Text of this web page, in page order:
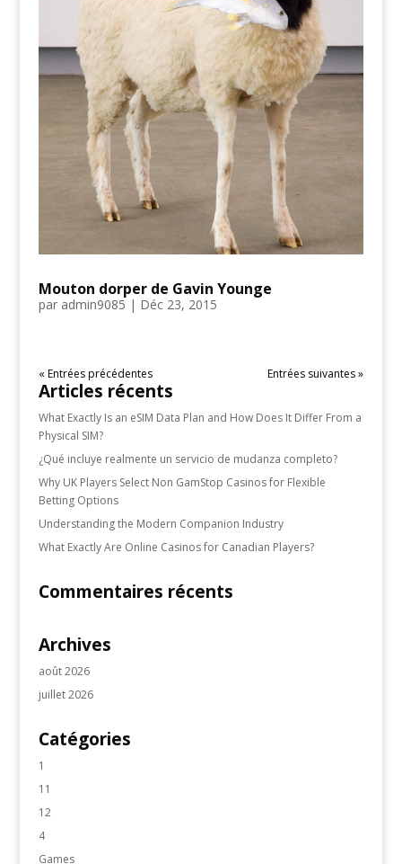
Mouton dorper de Gavin Younge
par admin9085 | Déc 23, 2015
« Entrées précédentes Entrées suivantes »
Articles récents
What Exactly Is an eSIM Data Plan and How Does It Differ From a
Physical SIM?
¿Qué incluye realmente un servicio de mudanza completo?
Why UK Players Select Non GamStop Casinos for Flexible
Betting Options
Understanding the Modern Companion Industry
What Exactly Are Online Casinos for Canadian Players?
Commentaires récents
Archives
août 2026
juillet 2026
Catégories
1
11
12
4
Games